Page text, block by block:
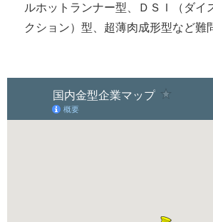
ルホットランナー型、ＤＳＩ（ダイ
クション）型、超薄肉成形型など難